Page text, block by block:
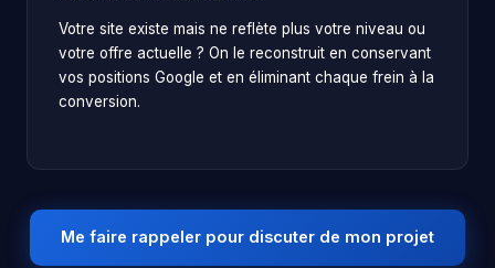
Votre site existe mais ne reflète plus votre niveau ou
votre offre actuelle ? On le reconstruit en conservant
vos positions Google et en éliminant chaque frein à la
conversion.
Me faire rappeler pour discuter de mon projet